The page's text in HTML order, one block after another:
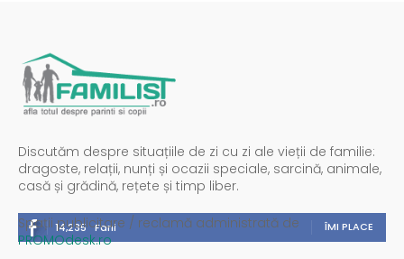
Discutăm despre situațiile de zi cu zi ale vieții de familie:
dragoste, relații, nunți și ocazii speciale, sarcină, animale,
casă și grădină, rețete și timp liber.
14,235 Fani ÎMI PLACE
Spații publicitare / reclamă administrată de
PROMOdesk.ro